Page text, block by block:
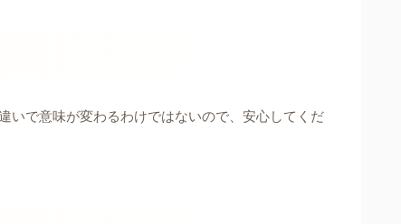
いで意味が変わるわけではないので、安心してくだ